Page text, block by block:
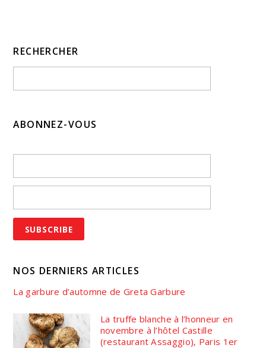
RECHERCHER
ABONNEZ-VOUS
NOS DERNIERS ARTICLES
La garbure d’automne de Greta Garbure
La truffe blanche à l’honneur en
novembre à l’hôtel Castille
(restaurant Assaggio), Paris 1er